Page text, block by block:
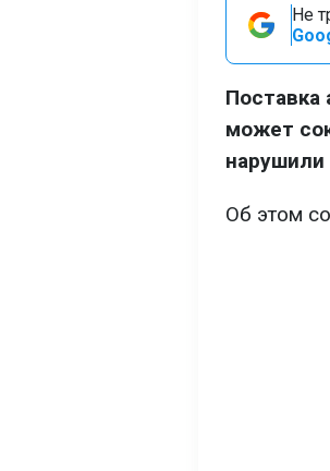
Не
Поставка
может
нарушили
Об этом